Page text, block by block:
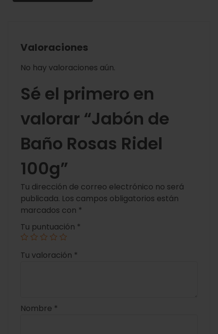
Valoraciones
No hay valoraciones aún.
Sé el primero en
valorar “Jabón de
Baño Rosas Ridel
100g”
Tu dirección de correo electrónico no será
publicada. Los campos obligatorios están
marcados con *
Tu puntuación *
Tu valoración *
Nombre *